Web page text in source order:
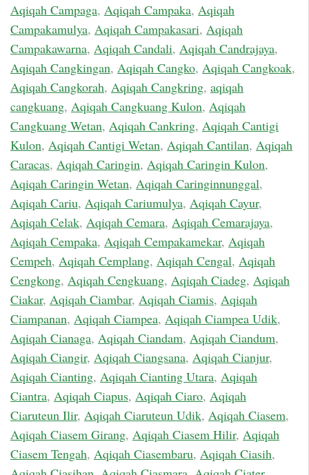
Aqiqah Campaga, Aqiqah Campaka, Aqiqah
Campakamulya, Aqiqah Campakasari, Aqiqah
Campakawarna, Aqiqah Candali, Aqiqah Candrajaya,
Aqiqah Cangkingan, Aqiqah Cangko, Aqiqah Cangkoak,
Aqiqah Cangkorah, Aqiqah Cangkring, aqiqah
cangkuang, Aqiqah Cangkuang Kulon, Aqiqah
Cangkuang Wetan, Aqiqah Cankring, Aqiqah Cantigi
Kulon, Aqiqah Cantigi Wetan, Aqiqah Cantilan, Aqiqah
Caracas, Aqiqah Caringin, Aqiqah Caringin Kulon,
Aqiqah Caringin Wetan, Aqiqah Caringinnunggal,
Aqiqah Cariu, Aqiqah Cariumulya, Aqiqah Cayur,
Aqiqah Celak, Aqiqah Cemara, Aqiqah Cemarajaya,
Aqiqah Cempaka, Aqiqah Cempakamekar, Aqiqah
Cempeh, Aqiqah Cemplang, Aqiqah Cengal, Aqiqah
Cengkong, Aqiqah Cengkuang, Aqiqah Ciadeg, Aqiqah
Ciakar, Aqiqah Ciambar, Aqiqah Ciamis, Aqiqah
Ciampanan, Aqiqah Ciampea, Aqiqah Ciampea Udik,
Aqiqah Cianaga, Aqiqah Ciandam, Aqiqah Ciandum,
Aqiqah Ciangir, Aqiqah Ciangsana, Aqiqah Cianjur,
Aqiqah Cianting, Aqiqah Cianting Utara, Aqiqah
Ciantra, Aqiqah Ciapus, Aqiqah Ciaro, Aqiqah
Ciaruteun Ilir, Aqiqah Ciaruteun Udik, Aqiqah Ciasem,
Aqiqah Ciasem Girang, Aqiqah Ciasem Hilir, Aqiqah
Ciasem Tengah, Aqiqah Ciasembaru, Aqiqah Ciasih,